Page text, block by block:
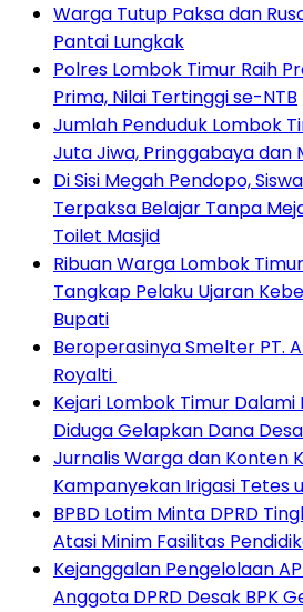
Warga Tutup Paksa dan
Pantai Lungkak
Polres Lombok Timur Raih
Prima, Nilai Tertinggi se-NTB
Jumlah Penduduk Lombok
Juta Jiwa, Pringgabaya dan
Di Sisi Megah Pendopo,
Terpaksa Belajar Tanpa
Toilet Masjid
Ribuan Warga Lombok
Tangkap Pelaku Ujaran
Bupati
Beroperasinya Smelter PT.
Royalti
Kejari Lombok Timur Dalami
Diduga Gelapkan Dana Desa
Jurnalis Warga dan Konten
Kampanyekan Irigasi Tetes
BPBD Lotim Minta DPRD
Atasi Minim Fasilitas
Kejanggalan Pengelolaan
Anggota DPRD Desak BPK